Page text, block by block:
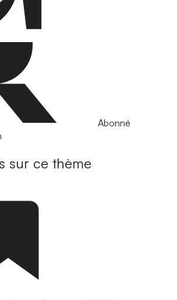
Abonné
sur ce thème